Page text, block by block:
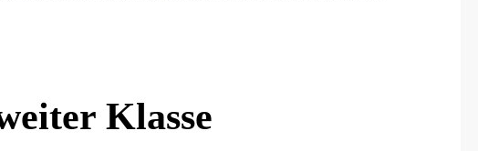
Klasse